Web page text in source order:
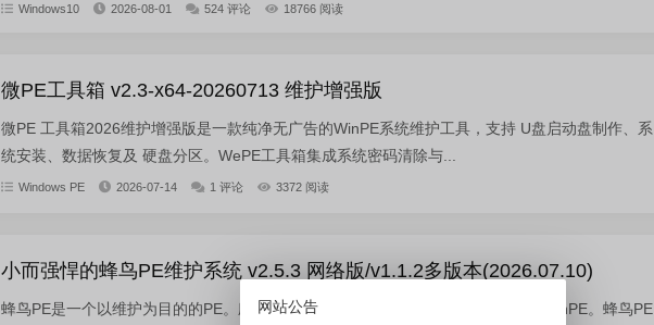
Windows10 2026-08-01 524 评论 18766 阅读
微PE工具箱 v2.3-x64-20260713 维护增强版
微PE 工具箱2026维护增强版是一款纯净无广告的WinPE系统维护工具，支持 U盘启动盘制作、系
统安装、数据恢复及 硬盘分区。WePE工具箱集成系统密码清除与...
Windows PE 2026-07-14 1 评论 3372 阅读
小而强悍的蜂鸟PE维护系统 v2.5.3 网络版/v1.1.2多版本(2026.07.10)
蜂鸟PE是一个以维护为目的的PE。励志做一个安全、小巧、稳定、流畅、可靠的WinPE。蜂鸟PE
网站公告